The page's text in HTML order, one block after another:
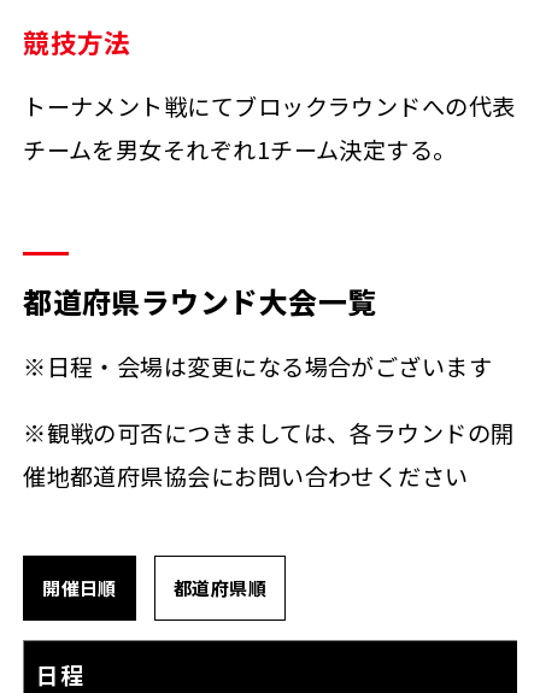
競技方法
トーナメント戦にてブロックラウンドへの代表
チームを男女それぞれ1チーム決定する。
都道府県ラウンド大会一覧
※日程・会場は変更になる場合がございます
※観戦の可否につきましては、各ラウンドの開
催地都道府県協会にお問い合わせください
開催日順 都道府県順
日程